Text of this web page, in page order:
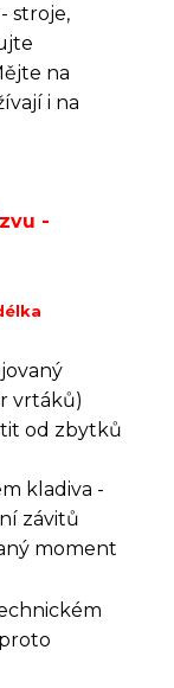
stroje,
na
i na
-
vrtáků)
od zbytků
kladiva -
závitů
moment